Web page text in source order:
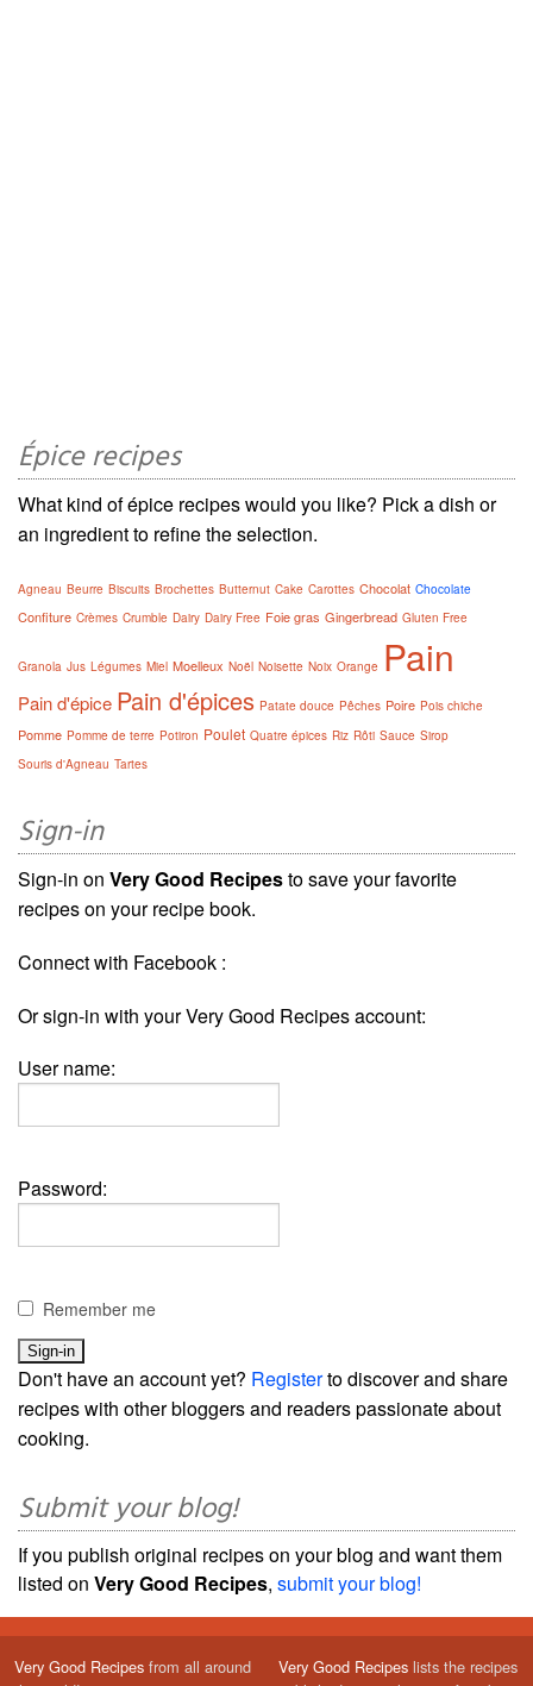
Épice recipes
What kind of épice recipes would you like? Pick a dish or
an ingredient to refine the selection.
Agneau Beurre Biscuits Brochettes Butternut Cake Carottes Chocolat Chocolate
Confiture Crèmes Crumble Dairy Dairy Free Foie gras Gingerbread Gluten Free
Granola Jus Légumes Miel Moelleux Noël Noisette Noix Orange Pain
Pain d'épice Pain d'épices Patate douce Pêches Poire Pois chiche
Pomme Pomme de terre Potiron Poulet Quatre épices Riz Rôti Sauce Sirop
Souris d'Agneau Tartes
Sign-in
Sign-in on Very Good Recipesto save your favorite
recipes on your recipe book.
Connect with Facebook :
Or sign-in with your Very Good Recipes account:
User name:
Password:
Remember me
Don't have an account yet? Registerto discover and share
recipes with other bloggers and readers passionate about
cooking.
Submit your blog!
If you publish original recipes on your blog and want them
listed on Very Good Recipes, submit your blog!
Very Good Recipes from all around
Very Good Recipes lists the recipes